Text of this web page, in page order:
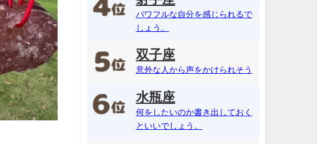
パワフルな自分を感じられるで
しょう。
双子座
意外な人から声をかけられそう
水瓶座
何をしたいのか書き出しておく
といいでしょう。